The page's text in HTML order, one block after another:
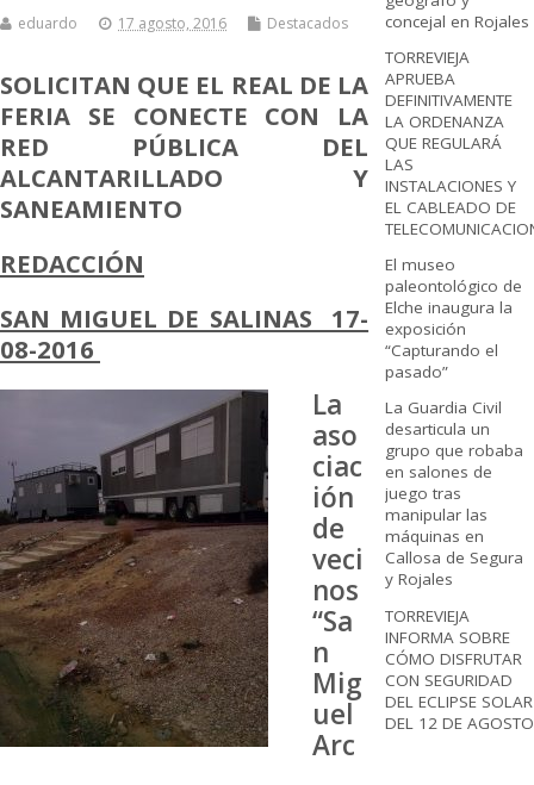
eduardo 17 agosto, 2016 Destacados
SOLICITAN QUE EL REAL DE LA
FERIA SE CONECTE CON LA
RED PÚBLICA DEL
ALCANTARILLADO Y
SANEAMIENTO
REDACCIÓN
SAN MIGUEL DE SALINAS 17-
08-2016
La
aso
ciac
ión
de
veci
nos
“Sa
n
Mig
uel
Arc
concejal en Rojales
TORREVIEJA
APRUEBA
DEFINITIVAMENTE
LA ORDENANZA
QUE REGULARÁ
LAS
INSTALACIONES Y
EL CABLEADO DE
El museo
paleontológico de
Elche inaugura la
exposición
“Capturando el
pasado”
La Guardia Civil
desarticula un
grupo que robaba
en salones de
juego tras
manipular las
máquinas en
Callosa de Segura
y Rojales
TORREVIEJA
INFORMA SOBRE
CÓMO DISFRUTAR
CON SEGURIDAD
DEL ECLIPSE SOLAR
DEL 12 DE AGOSTO